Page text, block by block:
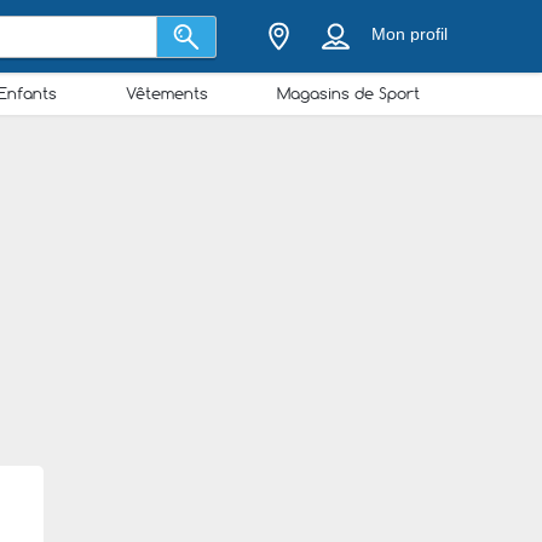
Mon profil
Vêtements Magasins de Sport